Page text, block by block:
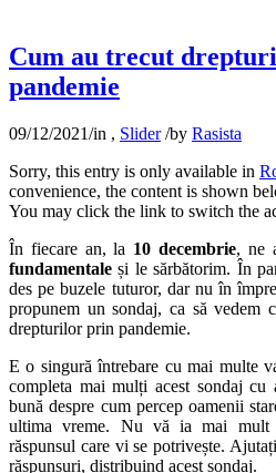
Cum au trecut
pandemie
09/12/2021/in , Slider /by Rasista
Sorry, this entry is only available in
convenience, the content is shown
You may click the link to switch the
În fiecare an, la 10 decembrie, ne
fundamentale și le sărbătorim. În
des pe buzele tuturor, dar nu în
propunem un sondaj, ca să vedem
drepturilor prin pandemie.
E o singură întrebare cu mai multe
completa mai mulți acest sondaj
bună despre cum percep oamenii
ultima vreme. Nu vă ia mai mult
răspunsul care vi se potrivește.
răspunsuri, distribuind acest sondaj.